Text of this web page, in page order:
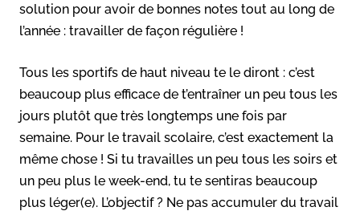
solution pour avoir de bonnes notes tout au long de
l’année : travailler de façon régulière !
Tous les sportifs de haut niveau te le diront : c’est
beaucoup plus efficace de t’entraîner un peu tous les
jours plutôt que très longtemps une fois par
semaine. Pour le travail scolaire, c’est exactement la
même chose ! Si tu travailles un peu tous les soirs et
un peu plus le week-end, tu te sentiras beaucoup
plus léger(e). L’objectif ? Ne pas accumuler du travail